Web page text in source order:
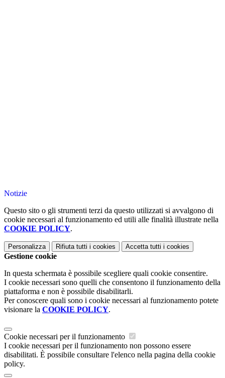
Notizie
Questo sito o gli strumenti terzi da questo utilizzati si avvalgono di
cookie necessari al funzionamento ed utili alle finalità illustrate nella
COOKIE POLICY.
Personalizza Rifiuta tutti i cookies Accetta tutti i cookies
Gestione cookie
In questa schermata è possibile scegliere quali cookie consentire.
I cookie necessari sono quelli che consentono il funzionamento della
piattaforma e non è possibile disabilitarli.
Per conoscere quali sono i cookie necessari al funzionamento potete
visionare la COOKIE POLICY.
Cookie necessari per il funzionamento
I cookie necessari per il funzionamento non possono essere
disabilitati. È possibile consultare l'elenco nella pagina della cookie
policy.